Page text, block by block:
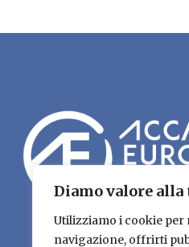
Diamo valore alla
Utilizziamo i cookie per
navigazione, offrirti